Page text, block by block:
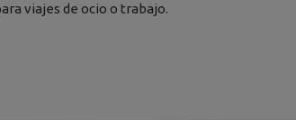
viajes de ocio o trabajo.